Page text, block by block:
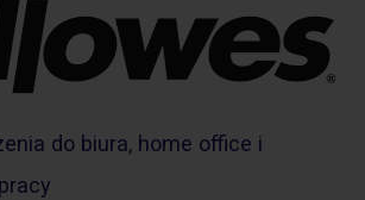
do biura, home office i